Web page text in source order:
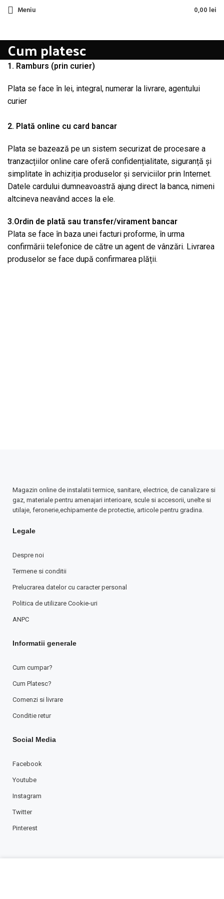
Meniu 0,00 lei
Cum platesc
1. Ramburs (prin curier)
Plata se face în lei, integral, numerar la livrare, agentului
curier
2. Plată online cu card bancar
Plata se bazează pe un sistem securizat de procesare a
tranzacțiilor online care oferă confidențialitate, siguranță și
simplitate în achiziția produselor și serviciilor prin Internet.
Datele cardului dumneavoastră ajung direct la banca, nimeni
altcineva neavând acces la ele.
3.Ordin de plată sau transfer/virament bancar
Plata se face în baza unei facturi proforme, în urma
confirmării telefonice de către un agent de vânzări. Livrarea
produselor se face după confirmarea plății.
Magazin online de instalatii termice, sanitare, electrice, de canalizare si
gaz, materiale pentru amenajari interioare, scule si accesorii, unelte si
utilaje, feronerie,echipamente de protectie, articole pentru gradina.
Legale
Despre noi
Termene si conditii
Prelucrarea datelor cu caracter personal
Politica de utilizare Cookie-uri
ANPC
Informatii generale
Cum cumpar?
Cum Platesc?
Comenzi si livrare
Conditie retur
Social Media
Facebook
Youtube
Instagram
Twitter
Pinterest